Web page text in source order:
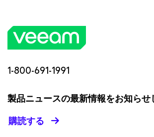
1-800-691-1991
製品ニュースの最新情報をお知らせ
購読する